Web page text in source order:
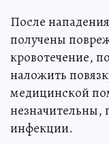
После
получены
кровотечение,
наложить
медицинской
незначительны,
инфекции.